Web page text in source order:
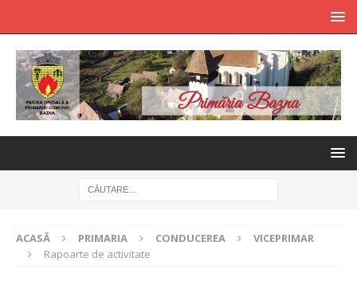
ACASĂ PRIMARIA CONDUCEREA
VICEPRIMAR
Rapoarte de activitate